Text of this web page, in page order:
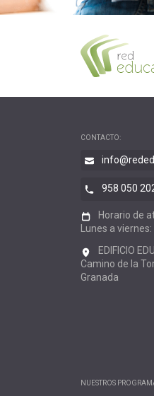
CONTACTO:
958 050
Horario de
Lunes a
EDIFICIO
Camino de la
Granada
NUESTROS